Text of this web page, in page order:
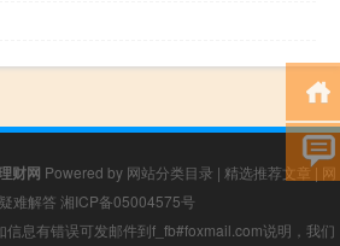
财网 Powered by 网站分类目录 | 精选推荐文章| 网
疑难解答 湘ICP备05004575号
信息有错误可发邮件到f_fb#foxmail.com说明，我们